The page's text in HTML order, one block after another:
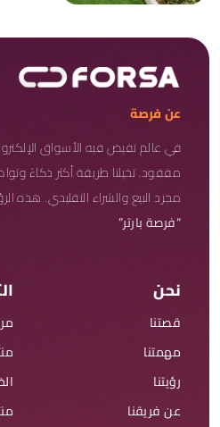
عن فرصة
في عالم تفيض فيه الأسواق
مفقود. تخيلنا طريقة أكثر ذكاءً
مجرد البيع والشراء التقليدي. هذه
“فرصة بارتر”
نحن
قصتنا
مهمتنا
رؤيتنا
عن فريقنا